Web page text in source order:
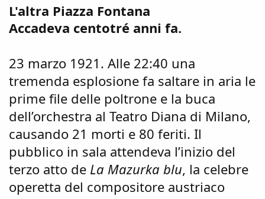
L'altra Piazza Fontana
Accadeva centotré anni fa.
23 marzo 1921. Alle 22:40 una
tremenda esplosione fa saltare in aria le
prime file delle poltrone e la buca
dell’orchestra al Teatro Diana di Milano,
causando 21 morti e 80 feriti. Il
pubblico in sala attendeva l’inizio del
terzo atto de La Mazurka blu, la celebre
operetta del compositore austriaco